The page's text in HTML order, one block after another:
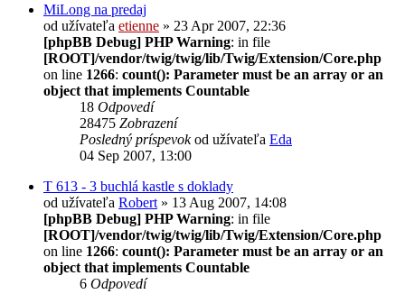
MiLong na predaj
od užívateľa etienne » 23 Apr 2007, 22:36
[phpBB Debug] PHP Warning: in file
[ROOT]/vendor/twig/twig/lib/Twig/Extension/Core.php
on line 1266: count(): Parameter must be an array or an
object that implements Countable
18 Odpovedí
28475 Zobrazení
Posledný príspevokod užívateľa Eda
04 Sep 2007, 13:00
T 613 - 3 buchlá kastle s doklady
od užívateľa Robert » 13 Aug 2007, 14:08
[phpBB Debug] PHP Warning: in file
[ROOT]/vendor/twig/twig/lib/Twig/Extension/Core.php
on line 1266: count(): Parameter must be an array or an
object that implements Countable
6 Odpovedí